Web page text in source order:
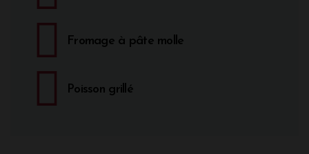
Fromage à pâte molle
Poisson grillé